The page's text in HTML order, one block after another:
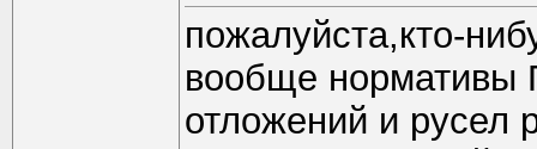
пожалуйста,кто-
вообще нормативы
отложений и русел